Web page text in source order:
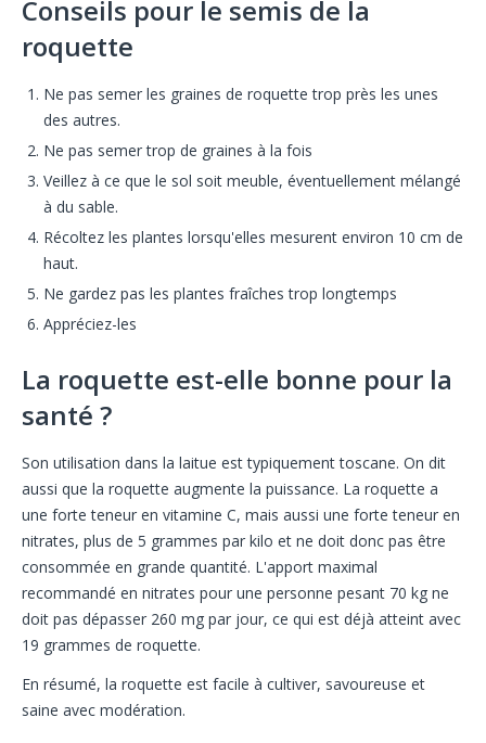
Conseils pour le semis de la
roquette
Ne pas semer les graines de roquette trop près les unes
des autres.
Ne pas semer trop de graines à la fois
Veillez à ce que le sol soit meuble, éventuellement mélangé
à du sable.
Récoltez les plantes lorsqu'elles mesurent environ 10 cm de
haut.
Ne gardez pas les plantes fraîches trop longtemps
Appréciez-les
La roquette est-elle bonne pour la
santé ?
Son utilisation dans la laitue est typiquement toscane. On dit
aussi que la roquette augmente la puissance. La roquette a
une forte teneur en vitamine C, mais aussi une forte teneur en
nitrates, plus de 5 grammes par kilo et ne doit donc pas être
consommée en grande quantité. L'apport maximal
recommandé en nitrates pour une personne pesant 70 kg ne
doit pas dépasser 260 mg par jour, ce qui est déjà atteint avec
19 grammes de roquette.
En résumé, la roquette est facile à cultiver, savoureuse et
saine avec modération.